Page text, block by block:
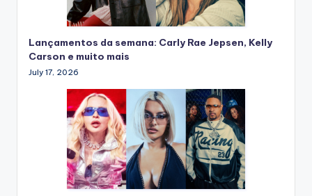
Lançamentos da semana: Carly Rae Jepsen, Kelly
Carson e muito mais
July 17, 2026